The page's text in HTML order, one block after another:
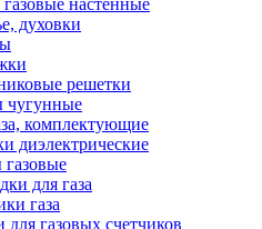
настенные
духовки
решетки
чугунные
комплектующие
диэлектрические
для газа
газа
газовых счетчиков